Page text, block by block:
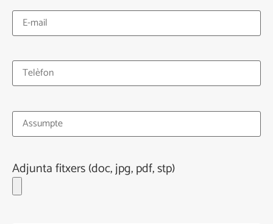
Adjunta fitxers (doc, jpg, pdf, stp)